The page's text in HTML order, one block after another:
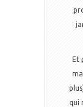
Et
qui